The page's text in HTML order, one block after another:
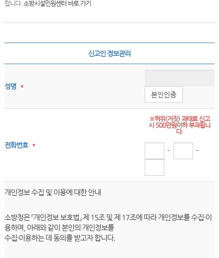
랍니다. 소방시설민원센터 바로 가기
신고인 정보관리
성명 *
본인인증
전화번호 *
※허위(거짓) 과태료 신고
시 500만원이하 부과됩니
다.
- -
개인정보 수집 및 이용에 대한 안내
소방청은 『개인정보 보호법』 제 15조 및 제 17조에 따라 개인정보를 수집·이
용하며, 아래와 같이 본인의 개인정보를
수집·이용하는 데 동의를 받고자 합니다.